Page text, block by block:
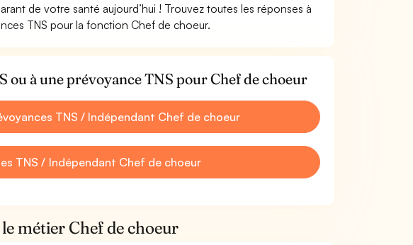
de votre santé aujourd’hui ! Trouvez toutes les réponses à
TNS pour la fonction Chef de choeur.
ou à une prévoyance TNS pour Chef de choeur
TNS / Indépendant Chef de choeur
TNS / Indépendant Chef de choeur
métier Chef de choeur